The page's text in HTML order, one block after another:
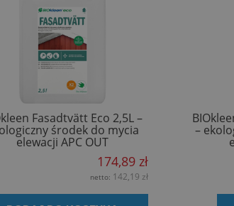
Fasadtvätt Eco 2,5L –
środek do mycia
elewacji APC OUT
174,89 zł
netto: 142,19 zł
–